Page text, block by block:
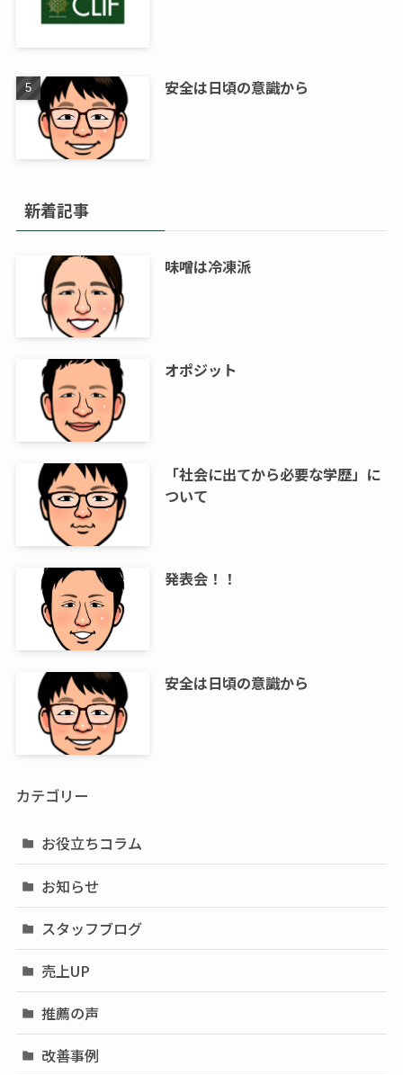
安全は日頃の意識から
新着記事
味噌は冷凍派
オポジット
「社会に出てから必要な学歴」に
ついて
発表会！！
安全は日頃の意識から
カテゴリー
お役立ちコラム
お知らせ
スタッフブログ
売上UP
推薦の声
改善事例